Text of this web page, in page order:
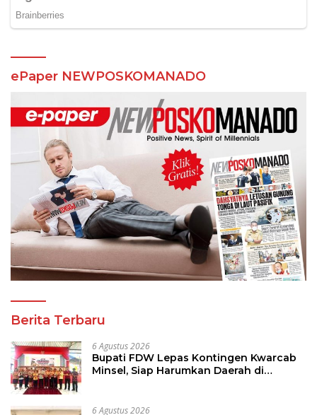
ePaper NEWPOSKOMANADO
Berita Terbaru
6 Agustus 2026
Bupati FDW Lepas Kontingen Kwarcab
Minsel, Siap Harumkan Daerah di
6 Agustus 2026